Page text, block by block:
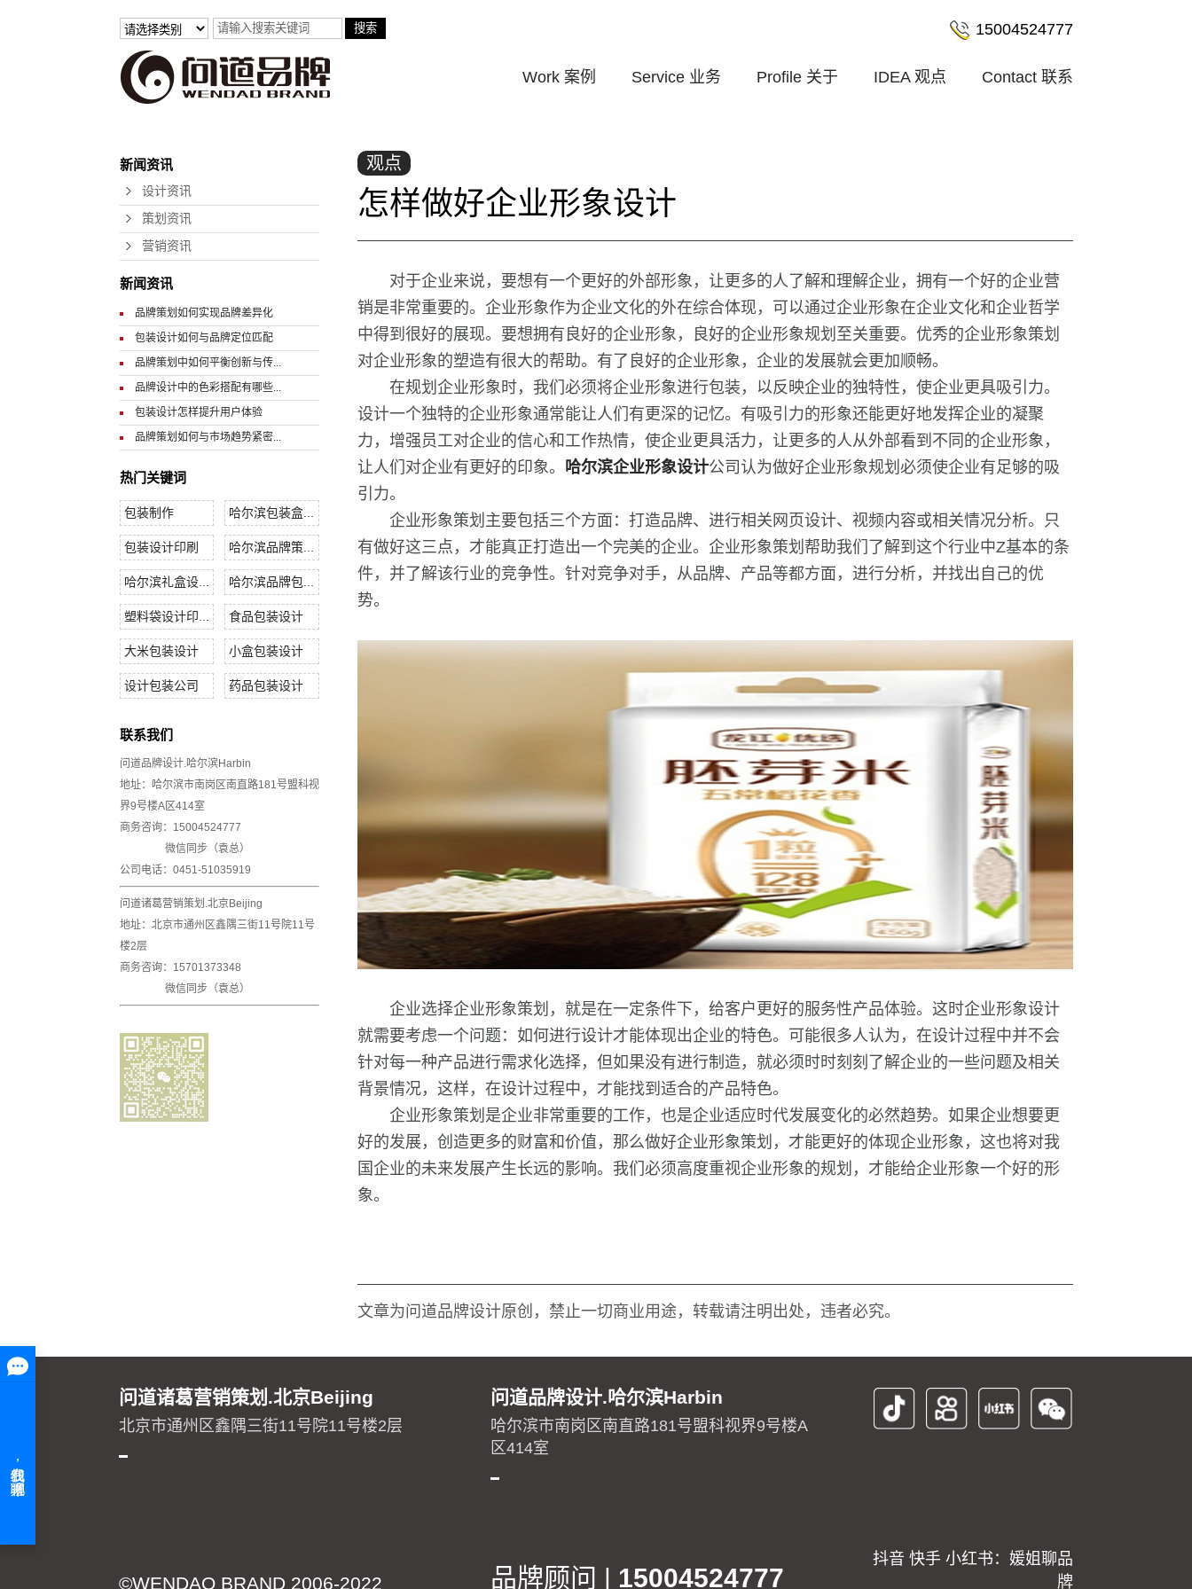
15004524777
Work案例 Service业务 Profile关于 IDEA观点 Contact联系
新闻资讯
设计资讯
策划资讯
营销资讯
新闻资讯
品牌策划如何实现品牌差异化
包装设计如何与品牌定位匹配
品牌策划中如何平衡创新与传...
品牌设计中的色彩搭配有哪些...
包装设计怎样提升用户体验
品牌策划如何与市场趋势紧密...
热门关键词
包装制作 哈尔滨包装盒...
包装设计印刷 哈尔滨品牌策...
哈尔滨礼盒设... 哈尔滨品牌包...
塑料袋设计印... 食品包装设计
大米包装设计 小盒包装设计
设计包装公司 药品包装设计
联系我们
问道品牌设计.哈尔滨Harbin
地址：哈尔滨市南岗区南直路181号盟科视
界9号楼A区414室
商务咨询：
15004524777
微信同步（袁总）
公司电话：0451-51035919
问道诸葛营销策划.北京Beijing
地址：北京市通州区鑫隅三街11号院11号
楼2层
商务咨询：15701373348
微信同步（袁总）
观点
怎样做好企业形象设计
对于企业来说，要想有一个更好的外部形象，让更多的人了解和理解企业，拥有一个好的企业营
销是非常重要的。企业形象作为企业文化的外在综合体现，可以通过企业形象在企业文化和企业哲学
中得到很好的展现。要想拥有良好的企业形象，良好的企业形象规划至关重要。优秀的企业形象策划
对企业形象的塑造有很大的帮助。有了良好的企业形象，企业的发展就会更加顺畅。
在规划企业形象时，我们必须将企业形象进行包装，以反映企业的独特性，使企业更具吸引力。
设计一个独特的企业形象通常能让人们有更深的记忆。有吸引力的形象还能更好地发挥企业的凝聚
力，增强员工对企业的信心和工作热情，使企业更具活力，让更多的人从外部看到不同的企业形象，
让人们对企业有更好的印象。 哈尔滨企业形象设计公司认为做好企业形象规划必须使企业有足够的吸
引力。
企业形象策划主要包括三个方面：打造品牌、进行相关网页设计、视频内容或相关情况分析。只
有做好这三点，才能真正打造出一个完美的企业。企业形象策划帮助我们了解到这个行业中Z基本的条
件，并了解该行业的竞争性。针对竞争对手，从品牌、产品等都方面，进行分析，并找出自己的优
势。
企业选择企业形象策划，就是在一定条件下，给客户更好的服务性产品体验。这时企业形象设计
就需要考虑一个问题：如何进行设计才能体现出企业的特色。可能很多人认为，在设计过程中并不会
针对每一种产品进行需求化选择，但如果没有进行制造，就必须时时刻刻了解企业的一些问题及相关
背景情况，这样，在设计过程中，才能找到适合的产品特色。
企业形象策划是企业非常重要的工作，也是企业适应时代发展变化的必然趋势。如果企业想要更
好的发展，创造更多的财富和价值，那么做好企业形象策划，才能更好的体现企业形象，这也将对我
国企业的未来发展产生长远的影响。我们必须高度重视企业形象的规划，才能给企业形象一个好的形
象。
文章为问道品牌设计原创，禁止一切商业用途，转载请注明出处，违者必究。
问道诸葛营销策划.北京Beijing
北京市通州区鑫隅三街11号院11号楼2层
©WENDAO BRAND 2006-2022
问道品牌设计.哈尔滨Harbin
哈尔滨市南岗区南直路181号盟科视界9号楼A
区414室
品牌顾问 | 15004524777
抖音 快手 小红书：媛姐聊品
牌